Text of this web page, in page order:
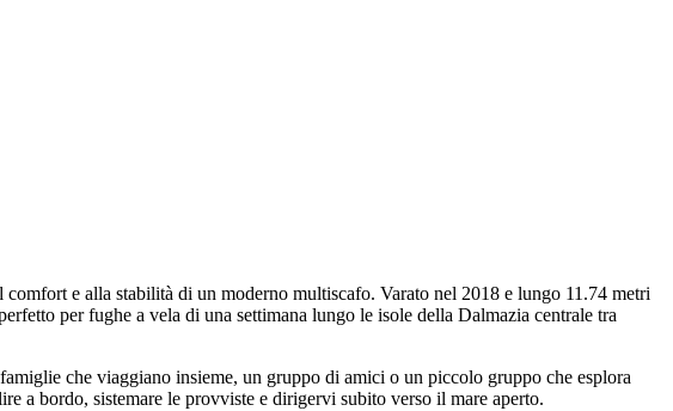
e alla stabilità di un moderno multiscafo. Varato nel 2018 e lungo 11.74 metri
per fughe a vela di una settimana lungo le isole della Dalmazia centrale tra
che viaggiano insieme, un gruppo di amici o un piccolo gruppo che esplora
a bordo, sistemare le provviste e dirigervi subito verso il mare aperto.